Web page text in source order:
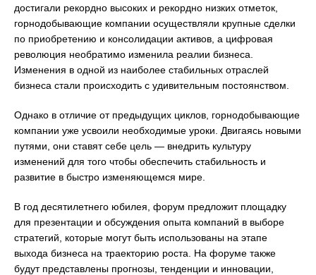
достигали рекордно высоких и рекордно низких отметок,
горнодобывающие компании осуществляли крупные сделки
по приобретению и консолидации активов, а цифровая
революция необратимо изменила реалии бизнеса.
Изменения в одной из наиболее стабильных отраслей
бизнеса стали происходить с удивительным постоянством.
Однако в отличие от предыдущих циклов, горнодобывающие
компании уже усвоили необходимые уроки. Двигаясь новыми
путями, они ставят себе цель — внедрить культуру
изменений для того чтобы обеспечить стабильность и
развитие в быстро изменяющемся мире.
В год десятилетнего юбилея, форум предложит площадку
для презентации и обсуждения опыта компаний в выборе
стратегий, которые могут быть использованы на этапе
выхода бизнеса на траекторию роста. На форуме также
будут представлены прогнозы, тенденции и инновации,